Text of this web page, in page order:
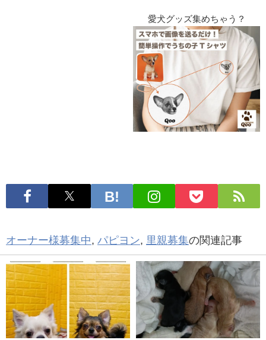
愛犬グッズ集めちゃう？
オーナー様募集中, パピヨン, 里親募集の関連記事